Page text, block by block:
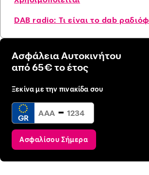
DAB radio: Τι είναι το dab
Ασφάλεια Αυτοκινήτου
από 65€ το έτος
Ξεκίνα με την πινακίδα σου
GR -
Ασφαλίσου Σήμερα